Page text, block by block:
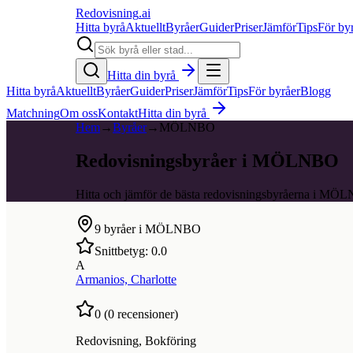
Redovisning.ai
Hitta byråAktuelltByråerGuiderPriserJämförTipsFör
Hitta din byrå
Hitta byråAktuelltByråerGuiderPriserJämförTipsFör byråerBlogg
MatchningOm ossKontaktHitta din byrå
Hem→Byråer→ MÖLNBO
Redovisningsbyråer i MÖLNBO
Hitta och jämför de bästa redovisningsbyråerna i
9 byråer i MÖLNBO
Snittbetyg: 0.0
A
Armanios, Charlotte
0 (0 recensioner)
Redovisning, Bokföring